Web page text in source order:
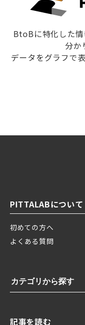
BtoBに特化した
分か
データをグラフで
PITTALABについて
初めての方へ
よくある質問
カテゴリから探す
記事を読む